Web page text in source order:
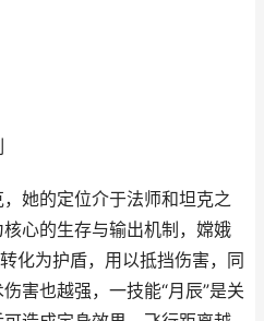
她的定位介于法师和坦克之
心的生存与输出机制，嫦娥
化为护盾，用以抵挡伤害，同
害也越强，一技能“月辰”是关